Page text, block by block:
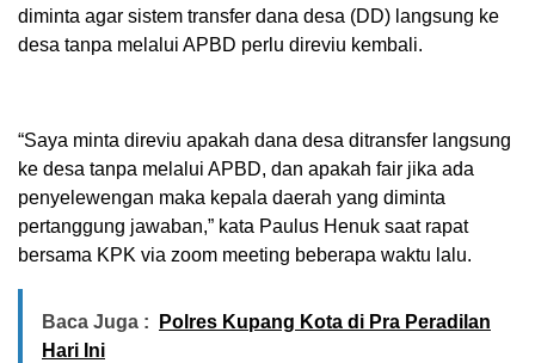
diminta agar sistem transfer dana desa (DD) langsung ke
desa tanpa melalui APBD perlu direviu kembali.
“Saya minta direviu apakah dana desa ditransfer langsung
ke desa tanpa melalui APBD, dan apakah fair jika ada
penyelewengan maka kepala daerah yang diminta
pertanggung jawaban,” kata Paulus Henuk saat rapat
bersama KPK via zoom meeting beberapa waktu lalu.
Baca Juga :
Polres Kupang Kota di Pra Peradilan
Hari Ini